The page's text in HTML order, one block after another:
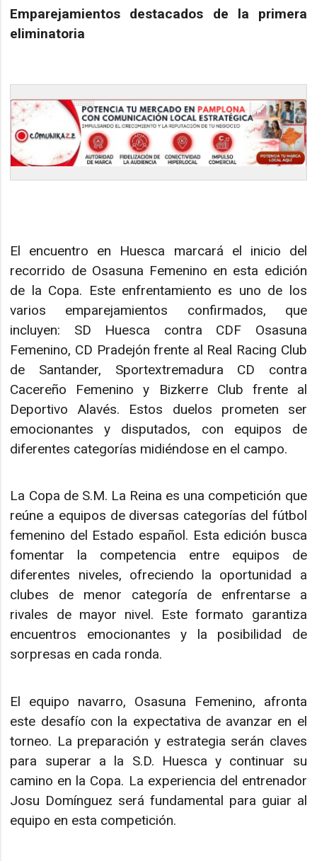
Emparejamientos destacados de la primera
eliminatoria
El encuentro en Huesca marcará el inicio del
recorrido de Osasuna Femenino en esta edición
de la Copa. Este enfrentamiento es uno de los
varios emparejamientos confirmados, que
incluyen: SD Huesca contra CDF Osasuna
Femenino, CD Pradejón frente al Real Racing Club
de Santander, Sportextremadura CD contra
Cacereño Femenino y Bizkerre Club frente al
Deportivo Alavés. Estos duelos prometen ser
emocionantes y disputados, con equipos de
diferentes categorías midiéndose en el campo.
La Copa de S.M. La Reina es una competición que
reúne a equipos de diversas categorías del fútbol
femenino del Estado español. Esta edición busca
fomentar la competencia entre equipos de
diferentes niveles, ofreciendo la oportunidad a
clubes de menor categoría de enfrentarse a
rivales de mayor nivel. Este formato garantiza
encuentros emocionantes y la posibilidad de
sorpresas en cada ronda.
El equipo navarro, Osasuna Femenino, afronta
este desafío con la expectativa de avanzar en el
torneo. La preparación y estrategia serán claves
para superar a la S.D. Huesca y continuar su
camino en la Copa. La experiencia del entrenador
Josu Domínguez será fundamental para guiar al
equipo en esta competición.